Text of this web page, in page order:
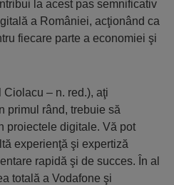
la acest pas semnificativ
a României, acţionând ca
fiecare parte a economiei şi
Ciolacu – n. red.), aţi
primul rând, trebuie să
proiectele digitale. Vă pot
experienţă şi expertiză
rapidă şi de succes. În al
totală a Vodafone şi